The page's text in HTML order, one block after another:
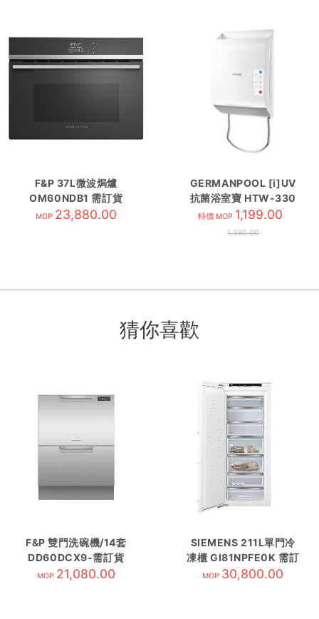
F&P 37L微波焗爐
OM60NDB1 需訂貨
MOP 23,880.00
GERMANPOOL [i]UV
抗菌浴室寶 HTW-330
特價 MOP 1,199.00
1,380.00
猜你喜歡
F&P 雙門洗碗機/14套
DD60DCX9-需訂貨
MOP 21,080.00
SIEMENS 211L單門冷
凍櫃 GI81NPFE0K 需訂
貨
MOP 30,800.00